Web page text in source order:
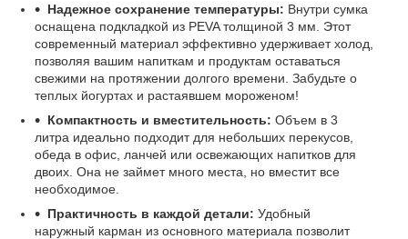
Надежное сохранение температуры: Внутри сумка
оснащена подкладкой из PEVA толщиной 3 мм. Этот
современный материал эффективно удерживает холод,
позволяя вашим напиткам и продуктам оставаться
свежими на протяжении долгого времени. Забудьте о
теплых йогуртах и растаявшем мороженом!
Компактность и вместительность: Объем в 3
литра идеально подходит для небольших перекусов,
обеда в офис, ланчей или освежающих напитков для
двоих. Она не займет много места, но вместит все
необходимое.
Практичность в каждой детали: Удобный
наружный карман из основного материала позволит